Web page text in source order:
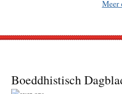
Meer
Footer
Boeddhistisch